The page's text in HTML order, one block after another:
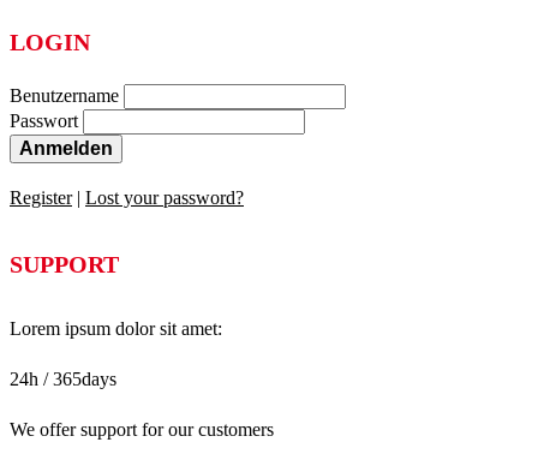
LOGIN
Benutzername
Passwort
Anmelden
Register| Lost your password?
SUPPORT
Lorem ipsum dolor sit amet:
24h / 365days
We offer support for our customers